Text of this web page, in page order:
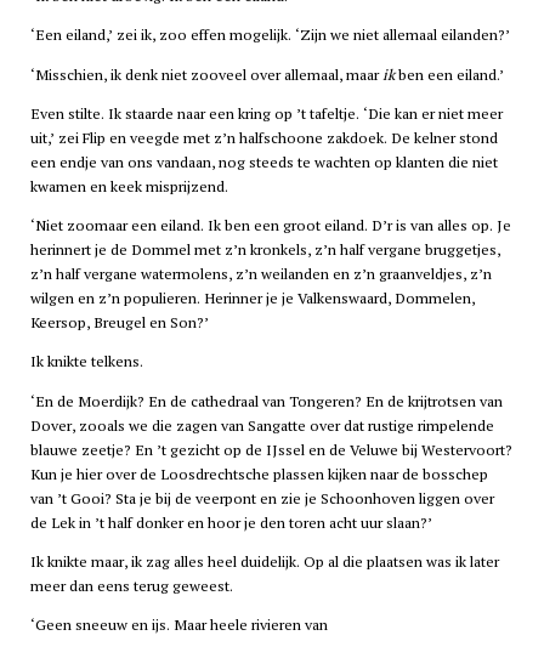
‘Een eiland,’ zei ik, zoo effen mogelijk. ‘Zijn we niet allemaal eilanden?’
‘Misschien, ik denk niet zooveel over allemaal, maarikben een eiland.’
Even stilte. Ik staarde naar een kring op ’t tafeltje. ‘Die kan er niet meer
uit,’ zei Flip en veegde met z’n halfschoone zakdoek. De kelner stond
een endje van ons vandaan, nog steeds te wachten op klanten die niet
kwamen en keek misprijzend.
‘Niet zoomaar een eiland. Ik ben een groot eiland. D’r is van alles op. Je
herinnert je de Dommel met z’n kronkels, z’n half vergane bruggetjes,
z’n half vergane watermolens, z’n weilanden en z’n graanveldjes, z’n
wilgen en z’n populieren. Herinner je je Valkenswaard, Dommelen,
Keersop, Breugel en Son?’
Ik knikte telkens.
‘En de Moerdijk? En de cathedraal van Tongeren? En de krijtrotsen van
Dover, zooals we die zagen van Sangatte over dat rustige rimpelende
blauwe zeetje? En ’t gezicht op de IJssel en de Veluwe bij Westervoort?
Kun je hier over de Loosdrechtsche plassen kijken naar de bosschep
van ’t Gooi? Sta je bij de veerpont en zie je Schoonhoven liggen over
de Lek in ’t half donker en hoor je den toren acht uur slaan?’
Ik knikte maar, ik zag alles heel duidelijk. Op al die plaatsen was ik later
meer dan eens terug geweest.
‘Geen sneeuw en ijs. Maar heele rivieren van